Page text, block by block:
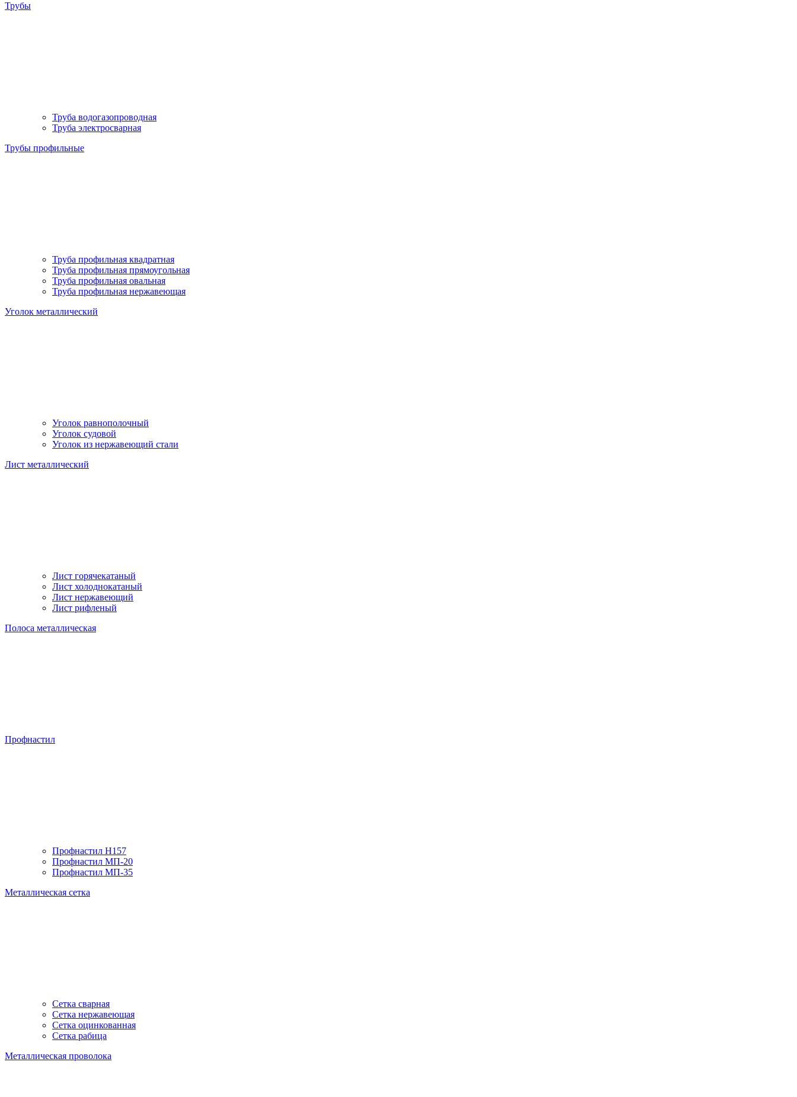
Трубы
Труба водогазопроводная
Труба электросварная
Трубы профильные
Труба профильная квадратная
Труба профильная прямоугольная
Труба профильная овальная
Труба профильная нержавеющая
Уголок металлический
Уголок равнополочный
Уголок судовой
Уголок из нержавеющий стали
Лист металлический
Лист горячекатаный
Лист холоднокатаный
Лист нержавеющий
Лист рифленый
Полоса металлическая
Профнастил
Профнастил H157
Профнастил МП-20
Профнастил МП-35
Металлическая сетка
Сетка сварная
Сетка нержавеющая
Сетка оцинкованная
Сетка рабица
Металлическая проволока